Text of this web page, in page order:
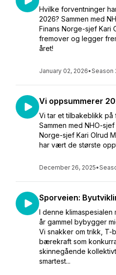
Hvilke forventninger
2026? Sammen med
Finans Norge-sjef Kari
fremover og legger
året!
January 02, 2026•Season
Vi oppsummerer
Vi tar et tilbakeblikk på
Sammen med NHO-
Norge-sjef Kari Olrud
har vært de største
December 26, 2025•
Sporveien:
I denne klimaspesialen
år gammel bybygger
Vi snakker om trikk, T-
bærekraft som
skinnegående
smartest...